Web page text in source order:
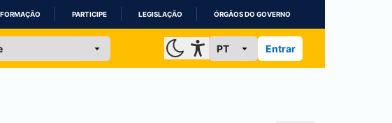
PARTICIPE LEGISLAÇÃO ÓRGÃOS DO GOVERNO
Entrar